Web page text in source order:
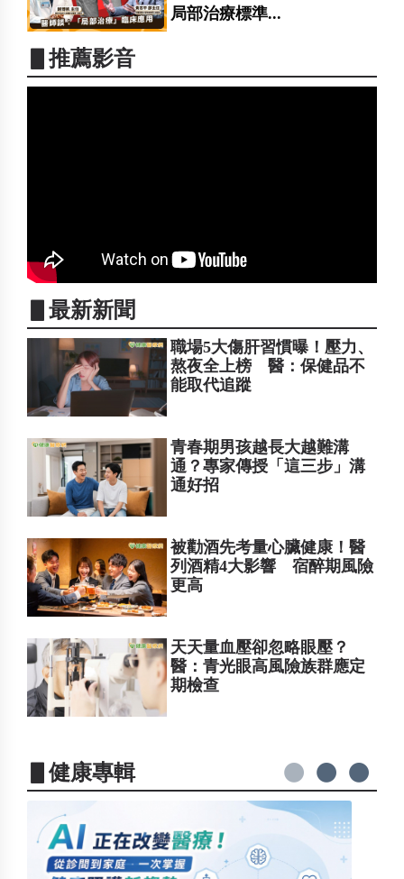
局部治療標準...
▋推薦影音
▋最新新聞
職場5大傷肝習慣曝！壓力、
熬夜全上榜 醫：保健品不
能取代追蹤
青春期男孩越長大越難溝
通？專家傳授「這三步」溝
通好招
被勸酒先考量心臟健康！醫
列酒精4大影響 宿醉期風險
更高
天天量血壓卻忽略眼壓？
醫：青光眼高風險族群應定
期檢查
▋健康專輯